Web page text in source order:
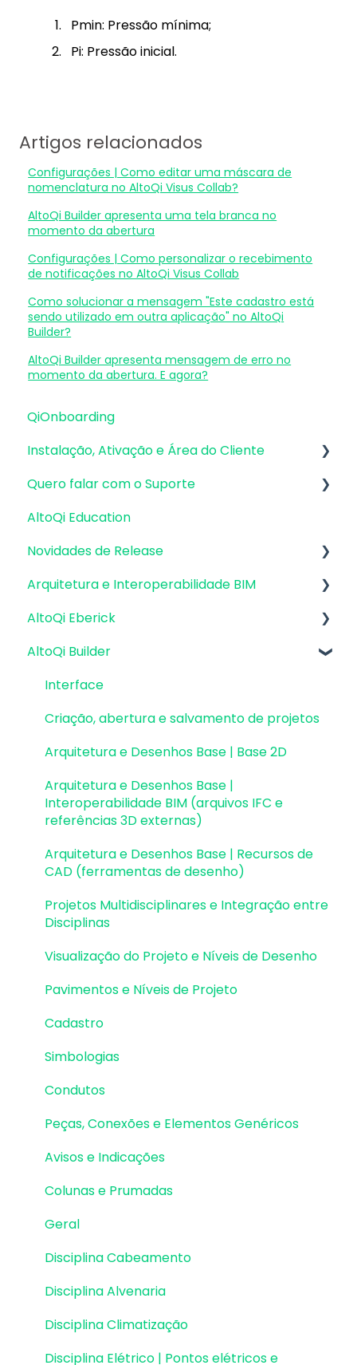
Pmin: Pressão mínima;
Pi: Pressão inicial.
Artigos relacionados
Configurações | Como editar uma máscara de
nomenclatura no AltoQi Visus Collab?
AltoQi Builder apresenta uma tela branca no
momento da abertura
Configurações | Como personalizar o recebimento
de notificações no AltoQi Visus Collab
Como solucionar a mensagem "Este cadastro está
sendo utilizado em outra aplicação" no AltoQi
Builder?
AltoQi Builder apresenta mensagem de erro no
momento da abertura. E agora?
QiOnboarding
Instalação, Ativação e Área do Cliente
Requisitos de Sistema Operacional e
EID | Em migração
Versões anteriores
Outros
Quero falar com o Suporte
Atendimento de Suporte ao Produto
Envio de inconsistências (bugs), melhorias e
AltoQi Education
Novidades de Release
Atualizações AltoQi Eberick
Atualizações AltoQi Builder
Atualizações AltoQi Visus
Atualizações AltoQi Visus Cost Management
Atualizações AltoQi Visus Collab
Atualizações AltoQi Visus WorkFlow
Arquitetura e Interoperabilidade BIM
Preparação da Arquitetura
Interoperabilidade BIM
Colaboração BIM
Exportação e Importação de Modelos 3D
Visualização em Realidade Aumentada (RA)
AltoQi Eberick
Interface
Criação, abertura e salvamento de projetos
Pavimentos e níveis intermediários
Desenhos e Arquitetura
Desenhos e Arquitetura | Interoperabilidade
BIM
Pilares | Erros e Avisos
Pilares | Dimensionamento e Detalhamento
Detalhamento
Cargas
Escadas
Escadas | Exemplos de Lançamento
AltoQi Builder
Interface
Criação, abertura e salvamento de projetos
Arquitetura e Desenhos Base | Base 2D
Arquitetura e Desenhos Base |
Interoperabilidade BIM (arquivos IFC e
referências 3D externas)
Arquitetura e Desenhos Base | Recursos de
CAD (ferramentas de desenho)
Projetos Multidisciplinares e Integração entre
Disciplinas
Visualização do Projeto e Níveis de Desenho
Pavimentos e Níveis de Projeto
Cadastro
Simbologias
Condutos
Peças, Conexões e Elementos Genéricos
Avisos e Indicações
Colunas e Prumadas
Geral
Disciplina Cabeamento
Disciplina Alvenaria
Disciplina Climatização
Disciplina Elétrico | Pontos elétricos e